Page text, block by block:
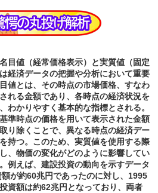
目値（経常価格表示）と実質値（固定
経済データの把握や分析において重要
値とは、その時点の市場価格、すなわ
れる金額であり、各時点の経済状況を
わかりやすく基本的な指標とされる。
準時点の価格を用いて表示された金額
り除くことで、異なる時点の経済デー
持つ。このため、実質値を使用する際
、物価の変化がどのように影響してい
例えば、建設投資の動向を示すデータ
が約60兆円であったのに対し、1995
資額は約62兆円となっており、両者